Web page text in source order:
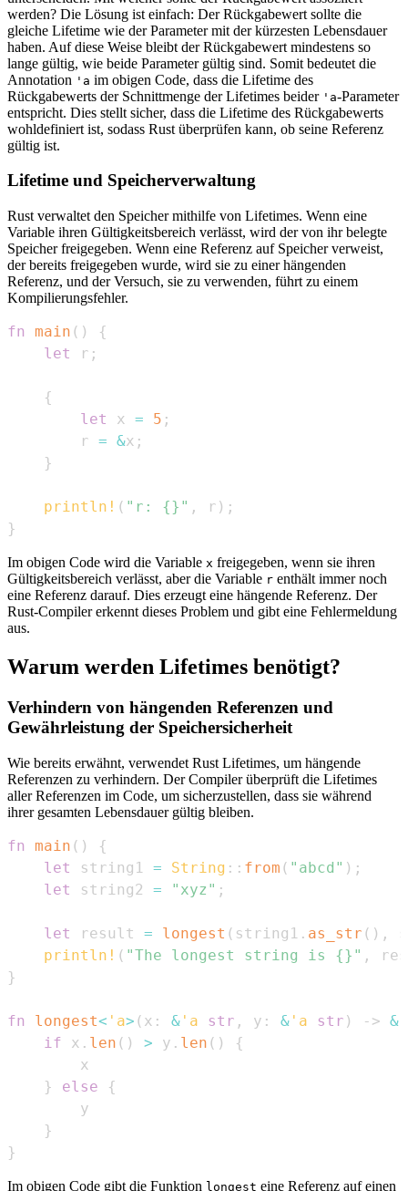
werden? Die Lösung ist einfach: Der Rückgabewert sollte die
gleiche Lifetime wie der Parameter mit der kürzesten Lebensdauer
haben. Auf diese Weise bleibt der Rückgabewert mindestens so
lange gültig, wie beide Parameter gültig sind. Somit bedeutet die
Annotation 'a im obigen Code, dass die Lifetime des
Rückgabewerts der Schnittmenge der Lifetimes beider 'a-Parameter
entspricht. Dies stellt sicher, dass die Lifetime des Rückgabewerts
wohldefiniert ist, sodass Rust überprüfen kann, ob seine Referenz
gültig ist.
Lifetime und Speicherverwaltung
Rust verwaltet den Speicher mithilfe von Lifetimes. Wenn eine
Variable ihren Gültigkeitsbereich verlässt, wird der von ihr belegte
Speicher freigegeben. Wenn eine Referenz auf Speicher verweist,
der bereits freigegeben wurde, wird sie zu einer hängenden
Referenz, und der Versuch, sie zu verwenden, führt zu einem
Kompilierungsfehler.
fn main ( )
{
let
r ;
{
let
x = 5 ;
        r
= &x ;
}
println! ( "r: {}" , r ) ;
}
Im obigen Code wird die Variable x freigegeben, wenn sie ihren
Gültigkeitsbereich verlässt, aber die Variable r enthält immer noch
eine Referenz darauf. Dies erzeugt eine hängende Referenz. Der
Rust-Compiler erkennt dieses Problem und gibt eine Fehlermeldung
aus.
Warum werden Lifetimes benötigt?
Verhindern von hängenden Referenzen und
Gewährleistung der Speichersicherheit
Wie bereits erwähnt, verwendet Rust Lifetimes, um hängende
Referenzen zu verhindern. Der Compiler überprüft die Lifetimes
aller Referenzen im Code, um sicherzustellen, dass sie während
ihrer gesamten Lebensdauer gültig bleiben.
fn main ( )
{
let
string1 = String :: from ( "abcd" ) ;
let
string2 = "xyz" ;
let result = longest ( string1 . as_str ( ) ,
println! ( "The longest string is {}" ,
}
fn longest< 'a> ( x : & 'a str , y : & 'a str ) -> &
if x . len ( ) > y . len ( )
{
}
else
{
}
}
Im obigen Code gibt die Funktion longest eine Referenz auf einen